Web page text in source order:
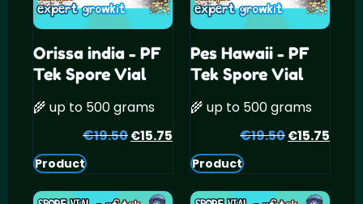
Orissa india - PF
Tek Spore Vial
🌾 up to 500 grams
€19.50Oorspronkelijke
was:
€19.50.
€15.75
prijs
is:
€15.75.
Product
Pes Hawaii - PF
Tek Spore Vial
🌾 up to 500 grams
€19.50
was:
€19.50.
€15.75
is:
Product